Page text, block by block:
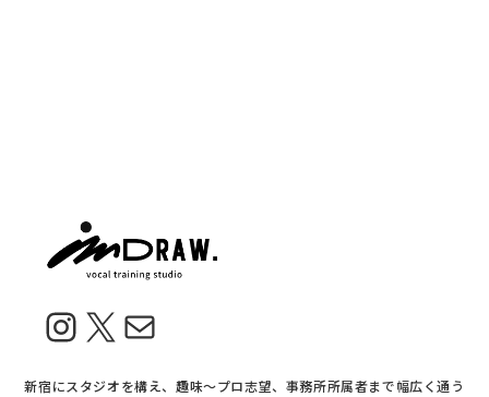
Instagram
X メール
新宿にスタジオを構え、趣味〜プロ志望、事務所所属者まで幅広く通う